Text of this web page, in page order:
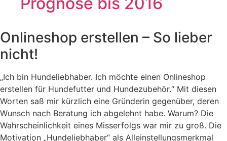
Onlineshop erstellen – So lieber
nicht!
„Ich bin Hundeliebhaber. Ich möchte einen Onlineshop
erstellen für Hundefutter und Hundezubehör.“ Mit diesen
Worten saß mir kürzlich eine Gründerin gegenüber, deren
Wunsch nach Beratung ich abgelehnt habe. Warum? Die
Wahrscheinlichkeit eines Misserfolgs war mir zu groß. Die
Motivation „Hundeliebhaber“ als Alleinstellungsmerkmal